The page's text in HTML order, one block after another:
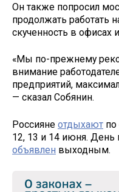
Он также попросил
продолжать работать
скученность в офисах
«Мы по-прежнему
внимание
предприятий,
— сказал Собянин.
Россияне отдыхают
12, 13 и 14 июня.
объявлен выходным.